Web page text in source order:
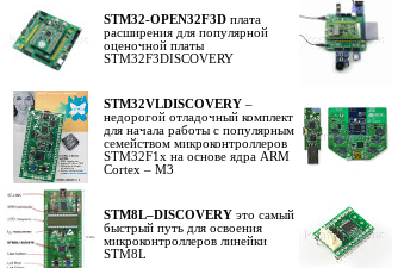
STM32-OPEN32F3D плата
расширения для популярной
оценочной платы
STM32F3DISCOVERY
STM32VLDISCOVERY –
недорогой отладочный комплект
для начала работы с популярным
семейством микроконтроллеров
STM32F1x на основе ядра ARM
Cortex – M3
STM8L–DISCOVERY это самый
быстрый путь для освоения
микроконтроллеров линейки
STM8L